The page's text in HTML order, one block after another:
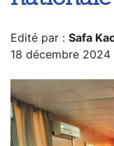
Edité par : Safa
18 décembre 2024